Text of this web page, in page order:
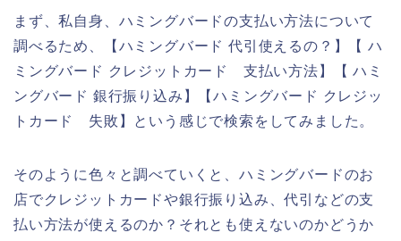
まず、私自身、ハミングバードの支払い方法について
調べるため、【ハミングバード 代引使えるの？】【 ハ
ミングバード クレジットカード 支払い方法】【 ハミ
ングバード 銀行振り込み】【ハミングバード クレジッ
トカード 失敗】という感じで検索をしてみました。
そのように色々と調べていくと、ハミングバードのお
店でクレジットカードや銀行振り込み、代引などの支
払い方法が使えるのか？それとも使えないのかどうか